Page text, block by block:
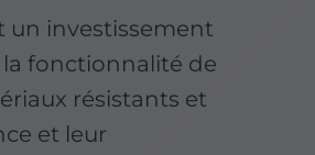
un investissement
fonctionnalité de
résistants et
et leur